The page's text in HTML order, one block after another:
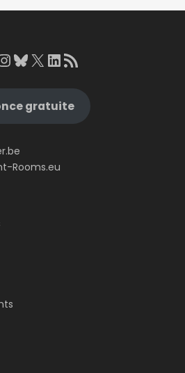
Bluesky
X LinkedIn
RSS Feed
gratuite
Rooms.eu